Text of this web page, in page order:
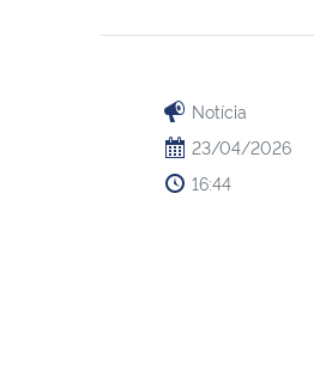
Notícia
23/04/2026
16:44